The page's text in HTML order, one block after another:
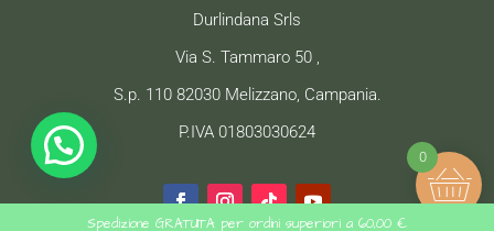
Durlindana Srls
Via S. Tammaro 50 ,
S.p. 110 82030 Melizzano, Campania.
P.IVA 01803030624
0
Spedizione GRATUITA per ordini superiori a 60,00 €